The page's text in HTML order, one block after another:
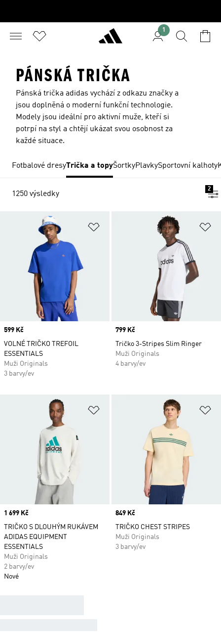
1
PÁNSKÁ TRIČKA
Pánská trička adidas vychází z odkazu značky a
jsou doplněná o moderní funkční technologie.
Modely jsou ideální pro aktivní muže, kteří si
potrpí na styl a chtějí ukázat svou osobnost za
každé situace.
Fotbalové dresyTrička a topyŠortkyPlavkySportovní kalhoty
1250 výsledky
2
Přidat do seznamu přání
Price
599 Kč
VOLNÉ TRIČKO TREFOIL
ESSENTIALS
Muži Originals
3 barvy/ev
Price
799 Kč
Tričko 3-Stripes Slim Ringer
Muži Originals
4 barvy/ev
Přidat do seznamu přání
Price
1 699 Kč
TRIČKO S DLOUHÝM RUKÁVEM
ADIDAS EQUIPMENT
ESSENTIALS
Muži Originals
2 barvy/ev
Nové
Price
849 Kč
TRIČKO CHEST STRIPES
Muži Originals
3 barvy/ev